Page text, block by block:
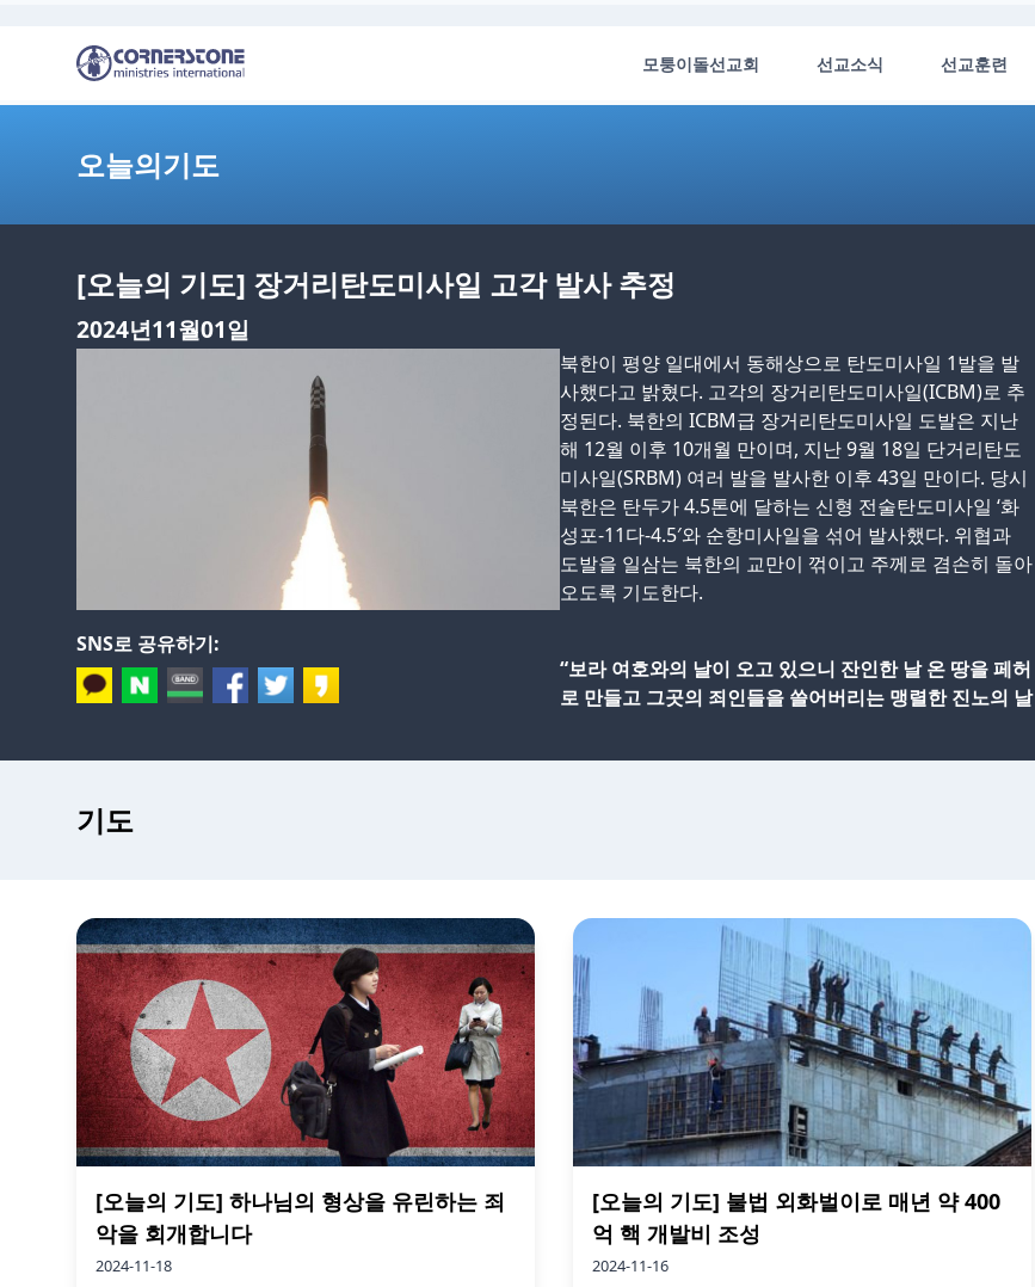
모퉁이돌선교회 선교소식 선교훈련
오늘의기도
[오늘의 기도] 장거리탄도미사일 고각 발사 추정
2024년11월01일
SNS로 공유하기:
북한이 평양 일대에서 동해상으로 탄도미사일 1발을 발
사했다고 밝혔다. 고각의 장거리탄도미사일(ICBM)로 추
정된다. 북한의 ICBM급 장거리탄도미사일 도발은 지난
해 12월 이후 10개월 만이며, 지난 9월 18일 단거리탄도
미사일(SRBM) 여러 발을 발사한 이후 43일 만이다. 당시
북한은 탄두가 4.5톤에 달하는 신형 전술탄도미사일 ‘화
성포-11다-4.5′와 순항미사일을 섞어 발사했다. 위협과
도발을 일삼는 북한의 교만이 꺾이고 주께로 겸손히 돌아
오도록 기도한다.
“보라 여호와의 날이 오고 있으니 잔인한 날 온 땅을 페허
로 만들고 그곳의 죄인들을 쓸어버리는 맹렬한 진노의 날
기도
[오늘의 기도] 하나님의 형상을 유린하는 죄
악을 회개합니다
2024-11-18
[오늘의 기도] 불법 외화벌이로 매년 약 400
억 핵 개발비 조성
2024-11-16